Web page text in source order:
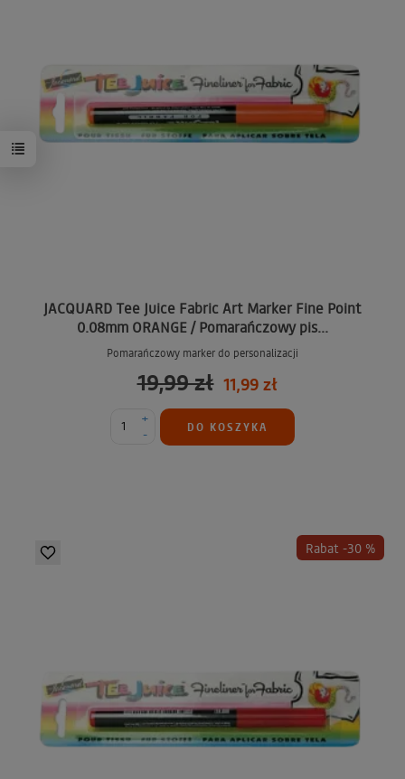
JACQUARD Tee Juice Fabric Art Marker Fine Point
0.08mm ORANGE / Pomarańczowy pis...
Pomarańczowy marker do personalizacji
19,99 zł 11,99 zł
-
+
DO KOSZYKA
Rabat -30 %